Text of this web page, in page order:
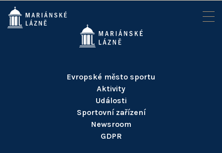
Evropské město sportu
Aktivity
Události
Sportovní zařízení
Newsroom
GDPR